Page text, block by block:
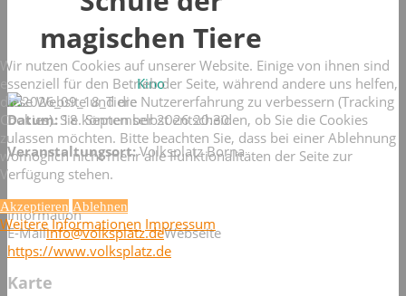
magischen Tiere
Kino
Datum: 18. September 2026 20:30
Veranstaltungsort:Volksplatz Borna
Information
E-Mailinfo@volksplatz.deWebseite
https://www.volksplatz.de
Karte
Wir nutzen Cookies auf unserer Website. Einige von ihnen sind
essenziell für den Betrieb der Seite, während andere uns helfen,
diese Website und die Nutzererfahrung zu verbessern (Tracking
Cookies). Sie können selbst entscheiden, ob Sie die Cookies
zulassen möchten. Bitte beachten Sie, dass bei einer Ablehnung
womöglich nicht mehr alle Funktionalitäten der Seite zur
Verfügung stehen.
Akzeptieren Ablehnen
Weitere Informationen Impressum